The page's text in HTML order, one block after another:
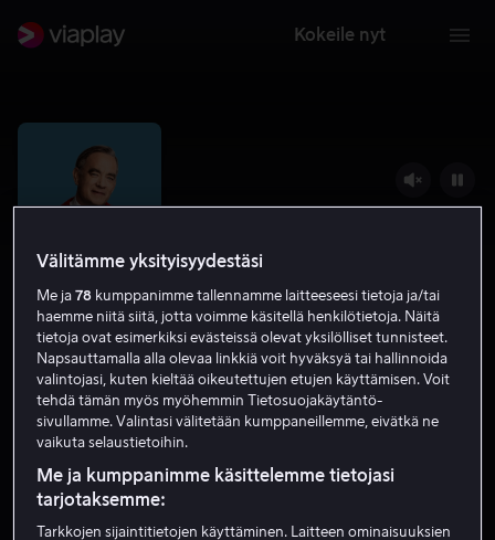
Kokeile nyt
A Beautiful Day In The
Neighborhood
7.2 2019 1 h 44 min
K-7
HD
Välitämme yksityisyydestäsi
Me ja78 kumppanimme tallennamme laitteeseesi tietoja ja/tai
haemme niitä siitä, jotta voimme käsitellä henkilötietoja. Näitä
tietoja ovat esimerkiksi evästeissä olevat yksilölliset tunnisteet.
Napsauttamalla alla olevaa linkkiä voit hyväksyä tai hallinnoida
valintojasi, kuten kieltää oikeutettujen etujen käyttämisen. Voit
tehdä tämän myös myöhemmin Tietosuojakäytäntö-
sivullamme. Valintasi välitetään kumppaneillemme, eivätkä ne
vaikuta selaustietoihin.
Me ja kumppanimme käsittelemme tietojasi
tarjotaksemme:
Tarkkojen sijaintitietojen käyttäminen. Laitteen ominaisuuksien